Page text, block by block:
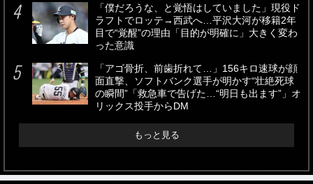
「僕だろうな、と覚悟はしていました」現役ド
ラフトでロッテ→西武へ…平沢大河が移籍2年
目で“覚醒”の理由「目的が明確に」大きく変わ
った意識
「アゴ骨折、前歯折れて…」156キロ速球が顔
面直撃、ソフトバンク選手が明かす“壮絶死球
の瞬間”「救急車で告げた…“明日も出ます”」オ
リックス投手からDM
もっと見る